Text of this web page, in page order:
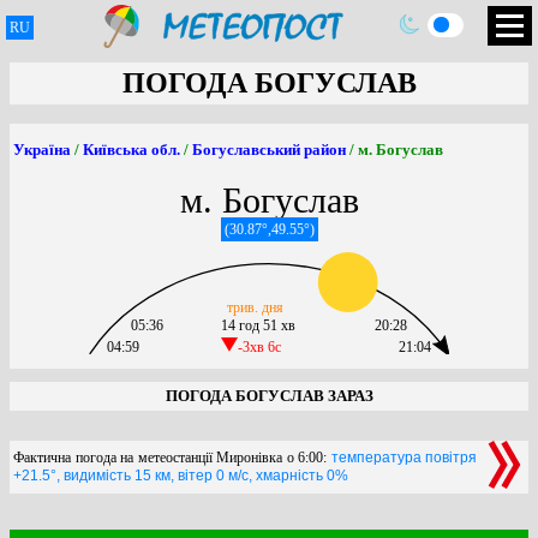
RU
ПОГОДА БОГУСЛАВ
Україна / Київська обл. / Богуславський район / м. Богуслав
м. Богуслав
(30.87°,49.55°)
04:59
05:36
14 год 51 хв
-3хв 6c
трив. дня
21:04
20:28
ПОГОДА БОГУСЛАВ ЗАРАЗ
Фактична погода на метеостанції Миронівка о 6:00: температура повітря
+21.5°, видимість 15 км, вітер 0 м/с, хмарність 0%